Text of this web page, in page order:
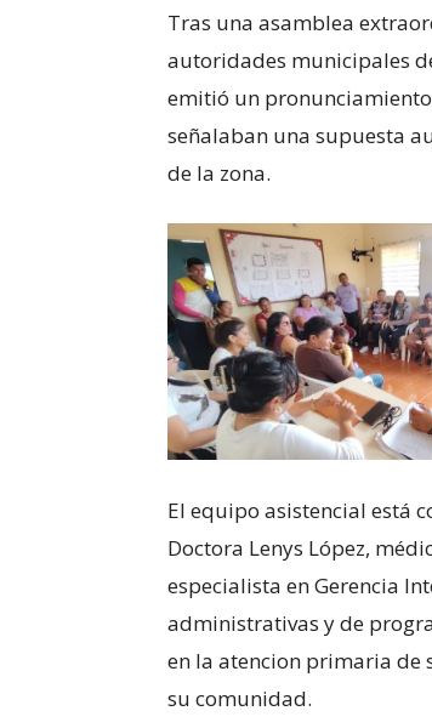
Tras una asamblea
autoridades municipales
emitió un
señalaban una supuesta
de la zona.
El equipo asistencial está
​Doctora Lenys López,
especialista en Gerencia
administrativas y de
en la atencion primaria
su comunidad.